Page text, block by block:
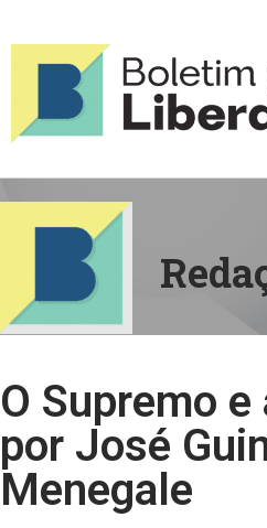
O Supremo e
por José
Menegale